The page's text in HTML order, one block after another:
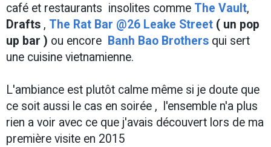
café et restaurants insolites comme The Vault,
Drafts , The Rat Bar @26 Leake Street ( un pop
up bar ) ou encore Banh Bao Brothers qui sert
une cuisine vietnamienne.
L'ambiance est plutôt calme même si je doute que
ce soit aussi le cas en soirée , l'ensemble n'a plus
rien a voir avec ce que j'avais découvert lors de ma
première visite en 2015